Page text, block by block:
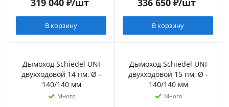
319 040₽/шт
В корзину
336 650₽/шт
В корзину
Дымоход Schiedel UNI
двухходовой 14 пм, Ø -
140/140 мм
Много
Дымоход Schiedel UNI
двухходовой 15 пм, Ø -
140/140 мм
Много